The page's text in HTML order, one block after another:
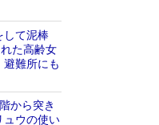
して泥棒
た高齢女
難所にも
から突き
ウの使い